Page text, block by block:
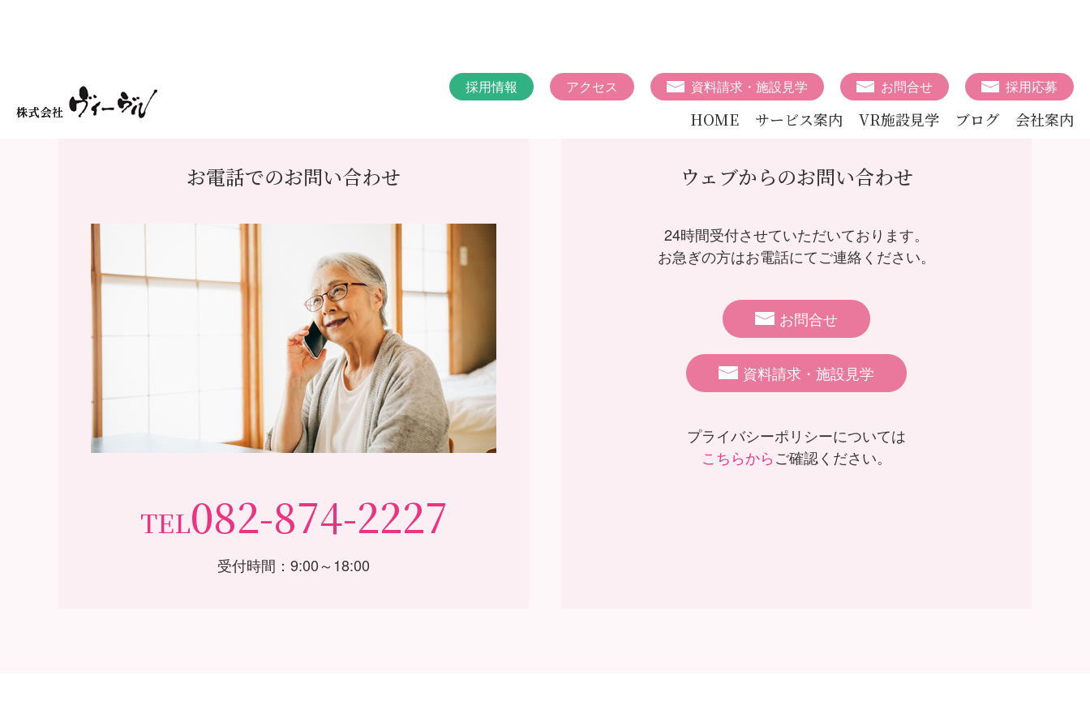
HOME サービス案内 VR施設見学 ブログ 会社案内
採用情報 アクセス 資料請求・施設見学 お問合せ 採用応募
お電話でのお問い合わせ
TEL082-874-2227
受付時間：9:00～18:00
ウェブからのお問い合わせ
24時間受付させていただいております。
お急ぎの方はお電話にてご連絡ください。
お問合せ
資料請求・施設見学
プライバシーポリシーについては
こちらからご確認ください。